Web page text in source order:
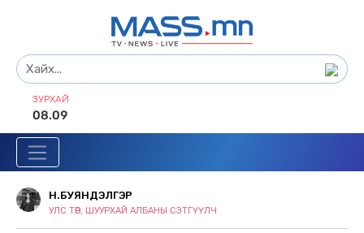
ЗУРХАЙ
08.09
Н.БУЯНДЭЛГЭР
УЛС ТӨР, ШУУРХАЙ АЛБАНЫ СЭТГҮҮЛЧ